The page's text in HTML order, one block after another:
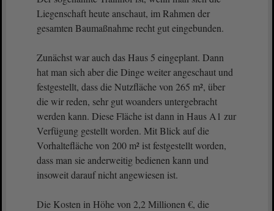
Liegenschaft heute anschaut, im Rahmen der
gesamten Baumaßnahme recht gut eingebunden.
Zunächst war auch das Haus 5 eingeplant. Dann
hat man sich aber die Dinge weiter angeschaut und
festgestellt, dass die Nutzfläche von 265 m², über
die wir reden, sehr gut woanders untergebracht
werden kann. Diese Fläche ist dann in Haus A1 zur
Verfügung gestellt worden. Mit Blick auf die
Vorhaltefläche von 200 m² ist festgestellt worden,
dass man sie anderweitig bedienen kann und
insoweit darauf nicht angewiesen ist.
Die Kosten in Höhe von 2,2 Millionen €, die